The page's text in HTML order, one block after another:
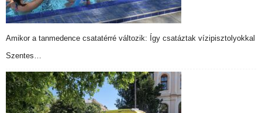
Amikor a tanmedence csatatérré változik: Így csatáztak vízipisztolyokkal
Szentes…